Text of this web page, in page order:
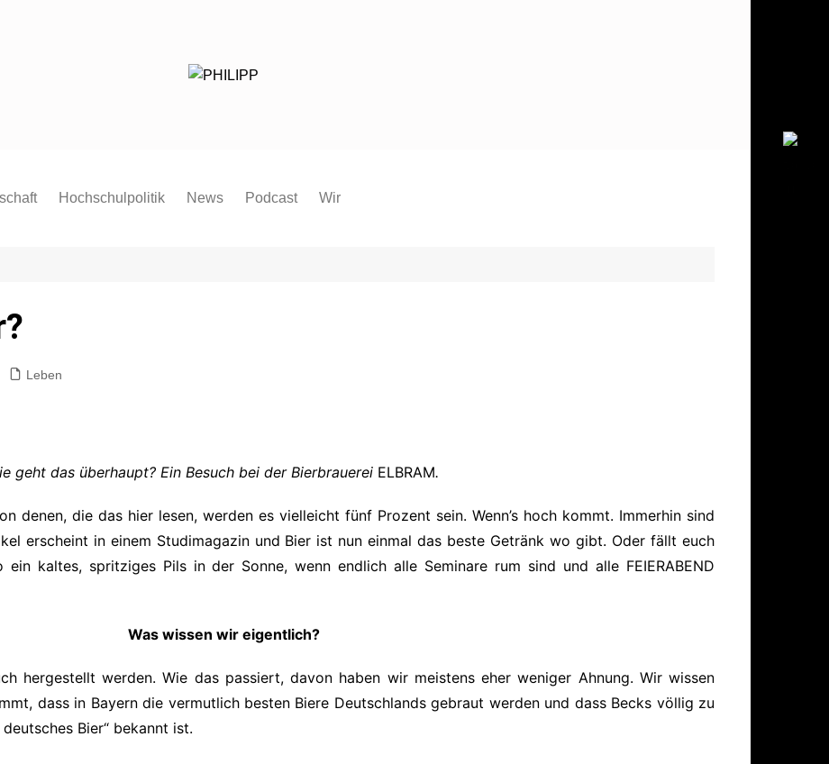
Hochschulpolitik News Podcast Wir
Leben
geht das überhaupt? Ein Besuch bei der Bierbrauerei ELBRAM.
denen, die das hier lesen, werden es vielleicht fünf Prozent sein. Wenn’s hoch kommt. Immerhin sind
erscheint in einem Studimagazin und Bier ist nun einmal das beste Getränk wo gibt. Oder fällt euch
kaltes, spritziges Pils in der Sonne, wenn endlich alle Seminare rum sind und alle FEIERABEND
Was wissen wir eigentlich?
hergestellt werden. Wie das passiert, davon haben wir meistens eher weniger Ahnung. Wir wissen
dass in Bayern die vermutlich besten Biere Deutschlands gebraut werden und dass Becks völlig zu
Bier“ bekannt ist.